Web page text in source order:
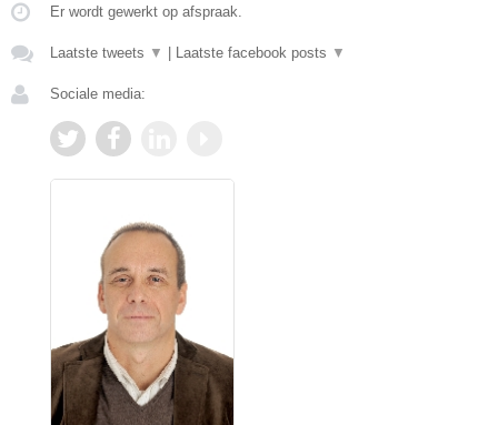
Er wordt gewerkt op afspraak.
Laatste tweets ▼ Laatste facebook posts ▼
Sociale media: